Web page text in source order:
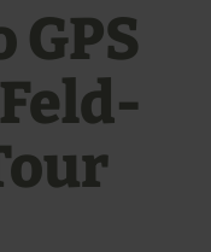
GPS